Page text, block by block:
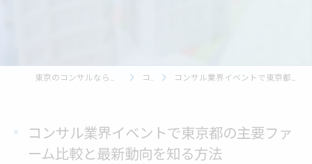
コラム コンサル業界イベントで東京都の主要ファーム比較と最新動向を知る方法
コンサル業界イベントで東京都の主要ファ
ーム比較と最新動向を知る方法